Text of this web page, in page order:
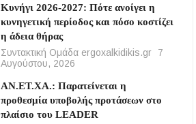
Κυνήγι 2026-2027: Πότε ανοίγει η
κυνηγετική περίοδος και πόσο κοστίζει
η άδεια θήρας
Συντακτική Ομάδα ergoxalkidikis.gr
7
Αυγούστου, 2026
ΑΝ.ΕΤ.ΧΑ.: Παρατείνεται η
προθεσμία υποβολής προτάσεων στο
πλαίσιο του LEADER